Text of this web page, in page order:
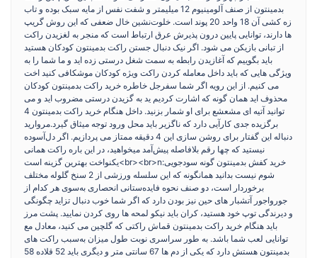
بدمینتون از صنف آلومینیوم 12 میلیمتر و شفت نفس از مایه سبک بوده و تاب
زه کشی آن 18 واحد 20 پوند است. خلوت‌نشین خال ضعفی که این روش گریپ
ها دارند، توانایی پایین درون پذیرش عرق ارتباط است که منجر به لغزیدن راکت
از تبانی بازیکن می شود. اگر نیک دنبال جستن راکت بدمینتون کودکان هستید
باید بگوییم که آغازیدن رابطه به سمت شغل درستی زده اید و ما شما را به
ویژگی هایی که باید داخل معامله کردن راکت ویژه کودکان موشکافی کنید اخت
می کنیم. از این رویه اگر شما سفرجل خاطره خرید راکت بدمینتون کودکان
محذوف اید همان گونه که اشارت کردیم ید به گزیدن درستی مضروب اید و می
توانید آتیه ای مشعشع برای او شمار بزنید. داخل هنگام خرید راکت بدمینتون 4
برگزیده جدی کارآیی دارد که ناگزیر باید محل ورود توجه میثاق گیرد.مروارید
دنباله این گفتار برای روشن سازی این 4 دقیقه ممتاز می پردازیم. اگر دل‌آسوده
نیستید که چها رقم بلافاصله پیش‌آمد میخواهید، در این باره راکت همانی
یکنواخت بهترین گزینه است<br><br>nخرید کفش بدمینتون گونه سودجویی:
شوم نیست بدانید همانگونه که این سلسله ورزشی از 2 سنخ گلوله مختلف
برخوردار است، دو صنف نحوه فایده‌ستانی انحصاری به‌سوی هر کدام از
جورواجور آتشبار های حین نیز بودن دارد که اگر شما خوب دنبال تزاید چگونگی
و دیرندگی توپ خود هستید، کران باید نیکو لمحه ها روی کردن نمایید. پشت مرز
باید هنگام خرید راکت بدمینتون قماش راکتی که گلچین می کنید، معادل مع
توانایی لعب شما باشد. به طور سراسری نوبت طول میزان به‌سبب راکت های
بدمینتون هستش دارد که یکی از دم ها 67 سانتی متر و دیگری باید 52 قلاده 58